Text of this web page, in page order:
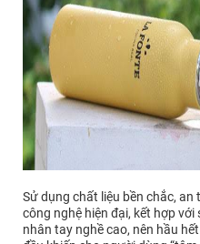
Sử dụng chất liệu bền chắc,
công nghệ hiện đại, kết hợp
nhân tay nghề cao, nên hầu